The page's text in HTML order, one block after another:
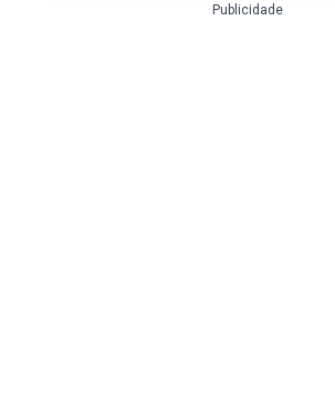
Publicidade